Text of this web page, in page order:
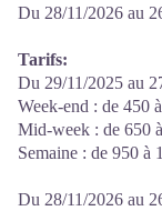
Du 28/11/2026 au
Tarifs:
Du 29/11/2025 au
Week-end : de 450
Mid-week : de 650
Semaine : de 950 à
Du 28/11/2026 au